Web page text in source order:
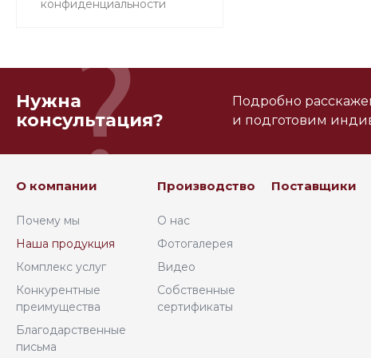
конфиденциальности
Нужна
консультация?
Подробно
и подготовим
О компании
Почему мы
Наша продукция
Комплекс услуг
Конкурентные
преимущества
Благодарственные
письма
Производство
О нас
Фотогалерея
Видео
Собственные
сертификаты
Поставщики